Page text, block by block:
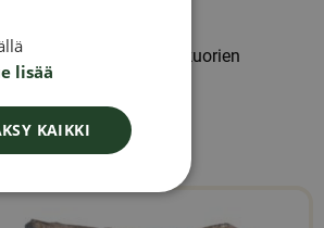
lisäravinteena munankuorien
NORWEGIAN
lisää
KAIKKI